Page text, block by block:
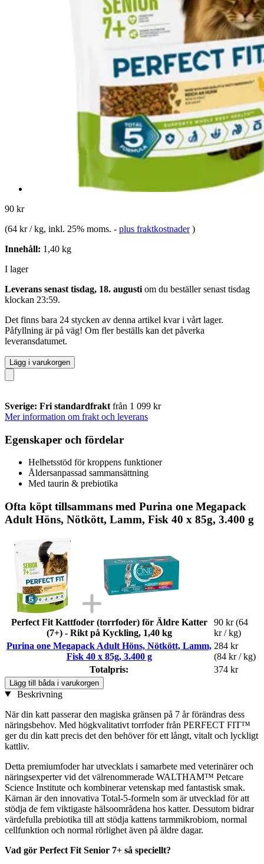
90 kr
(64 kr / kg, inkl. 25% moms. - plus fraktkostnader )
Innehåll: 1,40 kg
I lager
Leverans senast tisdag, 18. augusti om du beställer senast tisdag
klockan 23:59.
Det finns bara 24 stycken av denna artikel kvar i vårt lager.
Påfyllning är på väg! Om fler beställs kan det påverka
leveransdatumet.
Lägg i varukorgen
Sverige: Fri standardfrakt från 1 099 kr
Mer information om frakt och leverans
Egenskaper och fördelar
Helhetsstöd för kroppens funktioner
Åldersanpassad sammansättning
Med taurin & prebiotika
Ofta köpt tillsammans med Purina one Megapack
Adult Höns, Nötkött, Lamm, Fisk 40 x 85g, 3.400 g
Perfect Fit Kattfoder (torrfoder) för Äldre Katter
(7+) - Rikt på Kyckling, 1,40 kg
90 kr (64
kr / kg)
Purina one Megapack Adult Höns, Nötkött, Lamm,
Fisk 40 x 85g, 3.400 g
284 kr
(84 kr / kg)
Totalpris:
374 kr
Lägg till båda i varukorgen
Beskrivning
När din katt passerar den magiska gränsen på 7 år förändras dess
näringsbehov. Med högkvalitativt torrfoder från PERFECT FIT™
ger du din katt precis det den behöver för ett långt, vitalt och lyckligt
kattliv.
Detta premiumfoder har utvecklats i samarbete med veterinärer och
näringsexperter vid det välrenommerade WALTHAM™ Petcare
Science Institute och kombinerar vetenskap med fantastisk smak.
Kärnan är den innovativa Total-5-formeln som är utvecklad för att
stödja de fem viktigaste hälsoområdena hos katter. Dessutom bidrar
värdefulla prebiotika till att stödja kattens tarmmikrobiom, normal
cellfunktion och normal rörlighet även på äldre dagar.
Vad gör Perfect Fit Senior 7+ så speciellt?